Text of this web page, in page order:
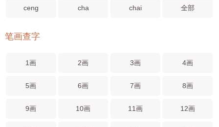
ceng cha chai 全部
笔画查字
1画 2画 3画 4画
5画 6画 7画 8画
9画 10画 11画 12画